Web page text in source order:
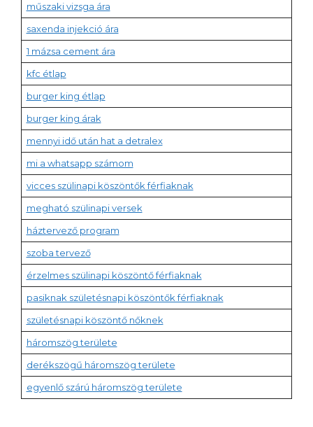
műszaki vizsga ára
saxenda injekció ára
1 mázsa cement ára
kfc étlap
burger king étlap
burger king árak
mennyi idő után hat a detralex
mi a whatsapp számom
vicces szülinapi köszöntők férfiaknak
megható szülinapi versek
háztervező program
szoba tervező
érzelmes szülinapi köszöntő férfiaknak
pasiknak születésnapi köszöntők férfiaknak
születésnapi köszöntő nőknek
háromszög területe
derékszögű háromszög területe
egyenlő szárú háromszög területe